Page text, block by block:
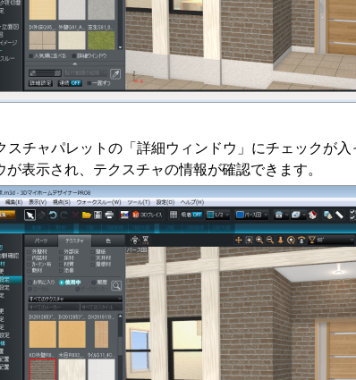
スチャパレットの「詳細ウィンドウ」にチェックが
が表示され、テクスチャの情報が確認できます。